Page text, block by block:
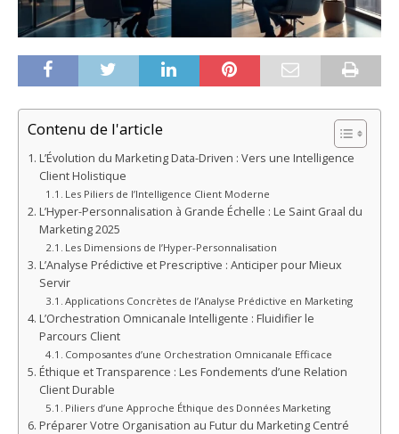
Contenu de l'article
L’Évolution du Marketing Data-Driven : Vers une Intelligence
Client Holistique
Les Piliers de l’Intelligence Client Moderne
L’Hyper-Personnalisation à Grande Échelle : Le Saint Graal du
Marketing 2025
Les Dimensions de l’Hyper-Personnalisation
L’Analyse Prédictive et Prescriptive : Anticiper pour Mieux
Servir
Applications Concrètes de l’Analyse Prédictive en Marketing
L’Orchestration Omnicanale Intelligente : Fluidifier le
Parcours Client
Composantes d’une Orchestration Omnicanale Efficace
Éthique et Transparence : Les Fondements d’une Relation
Client Durable
Piliers d’une Approche Éthique des Données Marketing
Préparer Votre Organisation au Futur du Marketing Centré